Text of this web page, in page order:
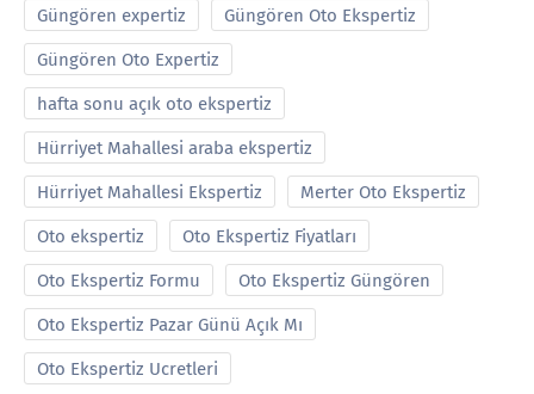
Güngören expertiz Güngören Oto Ekspertiz
Güngören Oto Expertiz
hafta sonu açık oto ekspertiz
Hürriyet Mahallesi araba ekspertiz
Hürriyet Mahallesi Ekspertiz Merter Oto Ekspertiz
Oto ekspertiz Oto Ekspertiz Fiyatları
Oto Ekspertiz Formu Oto Ekspertiz Güngören
Oto Ekspertiz Pazar Günü Açık Mı
Oto Ekspertiz Ucretleri